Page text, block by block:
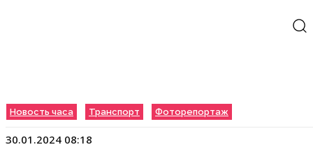
Новость часа Транспорт Фоторепортаж
30.01.2024 08:18